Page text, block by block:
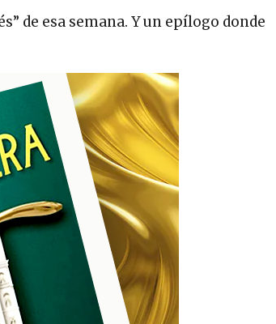
de esa semana. Y un epílogo donde